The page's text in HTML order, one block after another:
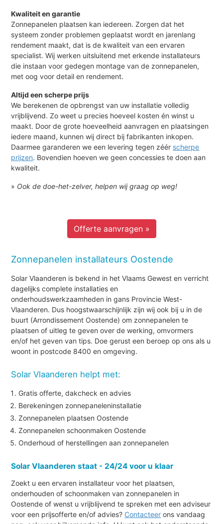
Kwaliteit en garantie
Zonnepanelen plaatsen kan iedereen. Zorgen dat het
systeem zonder problemen geplaatst wordt en jarenlang
rendement maakt, dat is de kwaliteit van een ervaren
specialist. Wij werken uitsluitend met erkende installateurs
die instaan voor gedegen montage van de zonnepanelen,
met oog voor detail en rendement.
Altijd een scherpe prijs
We berekenen de opbrengst van uw installatie volledig
vrijblijvend. Zo weet u precies hoeveel kosten én winst u
maakt. Door de grote hoeveelheid aanvragen en plaatsingen
iedere maand, kunnen wij direct bij fabrikanten inkopen.
Daarmee garanderen we een levering tegen zéér scherpe
prijzen. Bovendien hoeven we geen concessies te doen aan
kwaliteit.
» Ook de doe-het-zelver, helpen wij graag op weg!
Offerte aanvragen »
Zonnepanelen installateurs Oostende
Solar Vlaanderen is bekend in het Vlaams Gewest en verricht
dagelijks complete installaties en
onderhoudswerkzaamheden in gans Provincie West-
Vlaanderen. Dus hoogstwaarschijnlijk zijn wij ook bij u in de
buurt (Arrondissement Oostende) om zonnepanelen te
plaatsen of uitleg te geven over de werking, omvormers
en/of het geven van tips. Doe gerust een beroep op ons als u
woont in postcode 8400 en omgeving.
Solar Vlaanderen helpt met:
Gratis offerte, dakcheck en advies
Berekeningen zonnepaneleninstallatie
Zonnepanelen plaatsen Oostende
Zonnepanelen schoonmaken Oostende
Onderhoud of herstellingen aan zonnepanelen
Solar Vlaanderen staat - 24/24 voor u klaar
Zoekt u een ervaren installateur voor het plaatsen,
onderhouden of schoonmaken van zonnepanelen in
Oostende of wenst u vrijblijvend te spreken met een adviseur
voor een prijsofferte en/of advies? Contacteer ons vandaag